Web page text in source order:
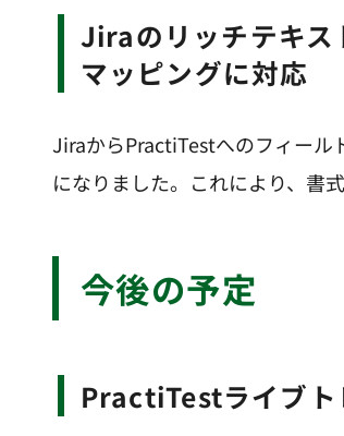
JiraのリッチテキストフィールドとPractiTestのメモフィールドの
マッピングに対応
JiraからPractiTestへのフィール
になりました。これにより、書
今後の予定
PractiTestライブ